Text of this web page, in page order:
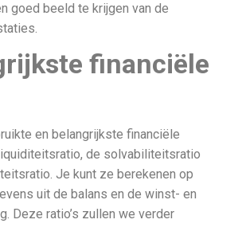
goed beeld te krijgen van de
financiële
en belangrijkste financiële
de solvabiliteitsratio
Je kunt ze berekenen op
uit de balans en de winst- en
Deze ratio’s zullen we verder